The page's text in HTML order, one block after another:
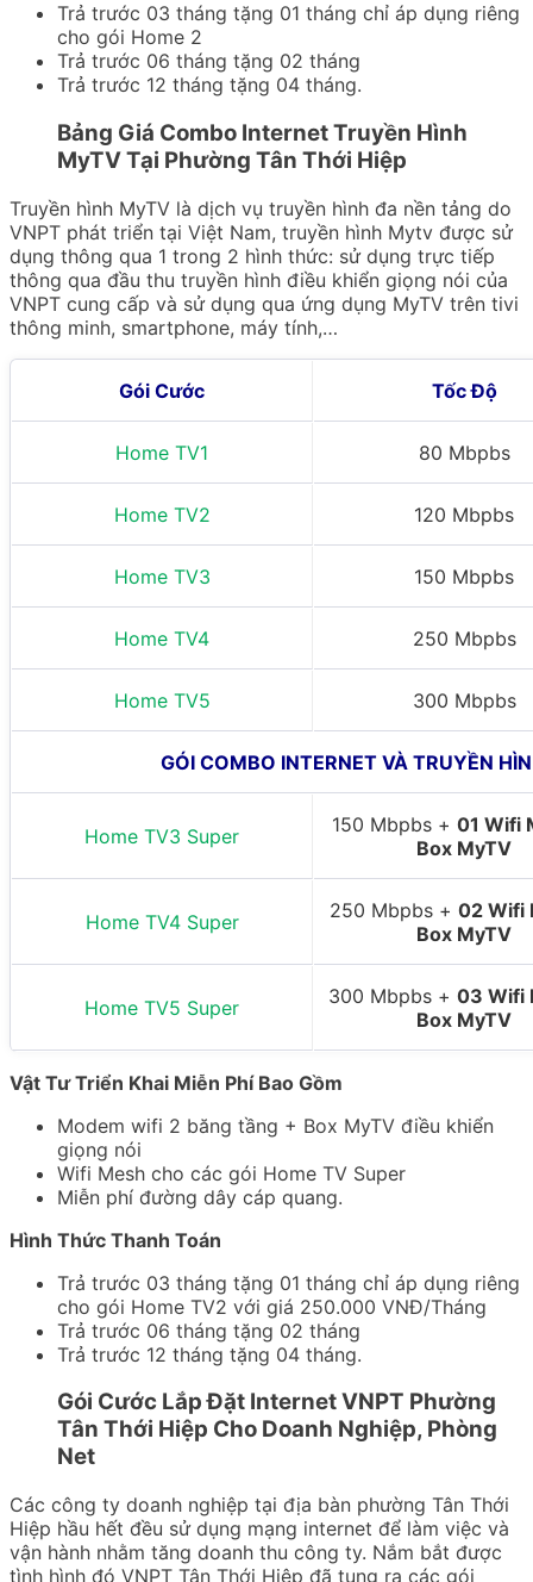
Trả trước 03 tháng tặng 01 tháng chỉ áp dụng riêng
cho gói Home 2
Trả trước 06 tháng tặng 02 tháng
Trả trước 12 tháng tặng 04 tháng.
Bảng Giá Combo Internet Truyền Hình
MyTV Tại Phường Tân Thới Hiệp
Truyền hình MyTV là dịch vụ truyền hình đa nền tảng do
VNPT phát triển tại Việt Nam, truyền hình Mytv được sử
dụng thông qua 1 trong 2 hình thức: sử dụng trực tiếp
thông qua đầu thu truyền hình điều khiển giọng nói của
VNPT cung cấp và sử dụng qua ứng dụng MyTV trên tivi
thông minh, smartphone, máy tính,…
Gói Cước Tốc Độ
Home TV1 80 Mbpbs
Home TV2 120 Mbpbs
Home TV3 150 Mbpbs
Home TV4 250 Mbpbs
Home TV5 300 Mbpbs
GÓI COMBO INTERNET VÀ TRUYỀN
Home TV3 Super 150 Mbpbs + 01 Wifi
Box MyTV
Home TV4 Super 250 Mbpbs + 02 Wifi
Box MyTV
Home TV5 Super 300 Mbpbs + 03 Wifi
Box MyTV
Vật Tư Triển Khai Miễn Phí Bao Gồm
Modem wifi 2 băng tầng + Box MyTV điều khiển
giọng nói
Wifi Mesh cho các gói Home TV Super
Miễn phí đường dây cáp quang.
Hình Thức Thanh Toán
Trả trước 03 tháng tặng 01 tháng chỉ áp dụng riêng
cho gói Home TV2 với giá 250.000 VNĐ/Tháng
Trả trước 06 tháng tặng 02 tháng
Trả trước 12 tháng tặng 04 tháng.
Gói Cước Lắp Đặt Internet VNPT Phường
Tân Thới Hiệp Cho Doanh Nghiệp, Phòng
Net
Các công ty doanh nghiệp tại địa bàn phường Tân Thới
Hiệp hầu hết đều sử dụng mạng internet để làm việc và
vận hành nhằm tăng doanh thu công ty. Nắm bắt được
tình hình đó VNPT Tân Thới Hiệp đã tung ra các gói